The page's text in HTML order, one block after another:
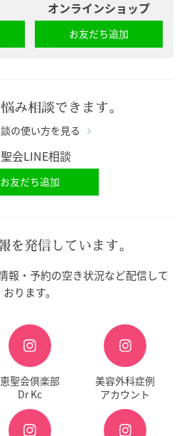
オンラインショップ
お友だち追加
み相談できます。
の使い方を見る
会LINE相談
お友だち追加
を発信しています。
報・予約の空き状況など配信して
おります。
恵聖会倶楽部
Dr Kc
美容外科症例
アカウント